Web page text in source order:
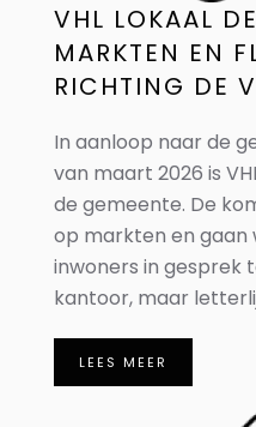
VHL LOKAAL
MARKTEN EN
RICHTING DE
In aanloop naar de
van maart 2026 is
de gemeente. De
op markten en
inwoners in gesprek
kantoor, maar
LEES MEER